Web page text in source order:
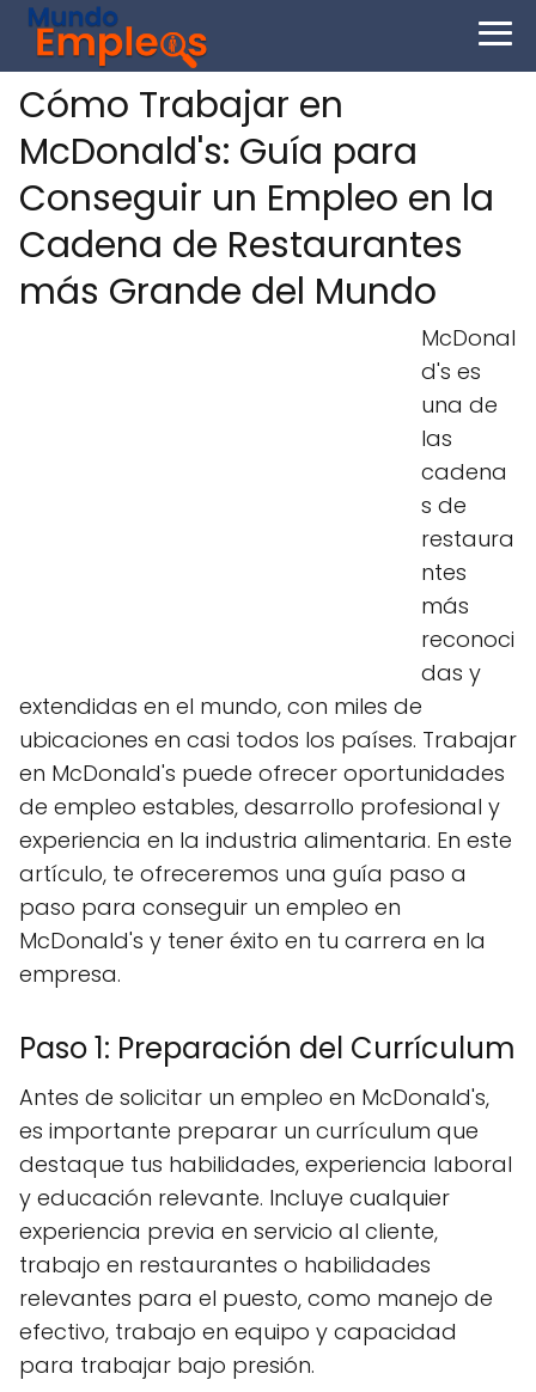
Cómo Trabajar en
McDonald's: Guía para
Conseguir un Empleo en la
Cadena de Restaurantes
más Grande del Mundo
McDonal
d's es
una de
las
cadena
s de
restaura
ntes
más
reconoci
das y
extendidas en el mundo, con miles de
ubicaciones en casi todos los países. Trabajar
en McDonald's puede ofrecer oportunidades
de empleo estables, desarrollo profesional y
experiencia en la industria alimentaria. En este
artículo, te ofreceremos una guía paso a
paso para conseguir un empleo en
McDonald's y tener éxito en tu carrera en la
empresa.
Paso 1: Preparación del Currículum
Antes de solicitar un empleo en McDonald's,
es importante preparar un currículum que
destaque tus habilidades, experiencia laboral
y educación relevante. Incluye cualquier
experiencia previa en servicio al cliente,
trabajo en restaurantes o habilidades
relevantes para el puesto, como manejo de
efectivo, trabajo en equipo y capacidad
para trabajar bajo presión.